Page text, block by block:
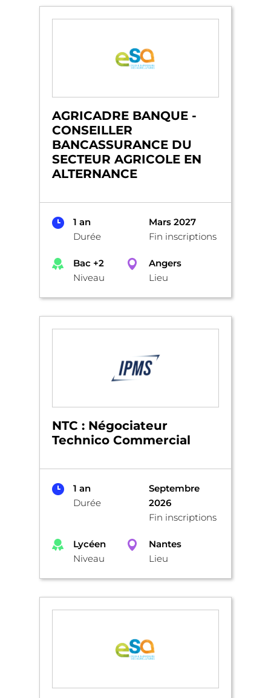
AGRICADRE BANQUE -
CONSEILLER
BANCASSURANCE DU
SECTEUR AGRICOLE EN
ALTERNANCE
1 an
Durée
Mars 2027
Fin inscriptions
Bac +2
Niveau
Angers
Lieu
NTC : Négociateur
Technico Commercial
1 an
Durée
Septembre
2026
Fin inscriptions
Lycéen
Niveau
Nantes
Lieu